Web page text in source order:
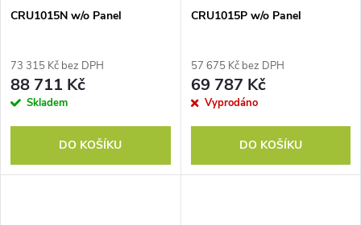
CRU1015N w/o Panel
73 315 Kč bez DPH
88 711 Kč
Skladem
DO KOŠÍKU
CRU1015P w/o Panel
57 675 Kč bez DPH
69 787 Kč
Vyprodáno
DO KOŠÍKU